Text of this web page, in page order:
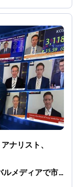
ナリスト、
ルメディアで市